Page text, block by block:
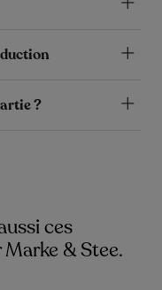
?
ces
& Stee.